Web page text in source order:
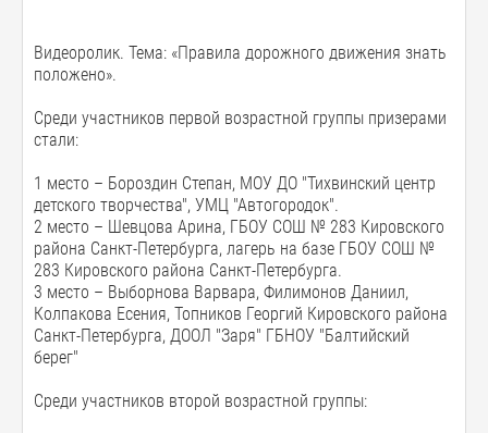
Видеоролик. Тема: «Правила дорожного движения знать
положено».
Среди участников первой возрастной группы призерами
стали:
1 место – Бороздин Степан, МОУ ДО "Тихвинский центр
детского творчества", УМЦ "Автогородок".
2 место – Шевцова Арина, ГБОУ СОШ № 283 Кировского
района Санкт-Петербурга, лагерь на базе ГБОУ СОШ №
283 Кировского района Санкт-Петербурга.
3 место – Выборнова Варвара, Филимонов Даниил,
Колпакова Есения, Топников Георгий Кировского района
Санкт-Петербурга, ДООЛ "Заря" ГБНОУ "Балтийский
берег"
Среди участников второй возрастной группы: